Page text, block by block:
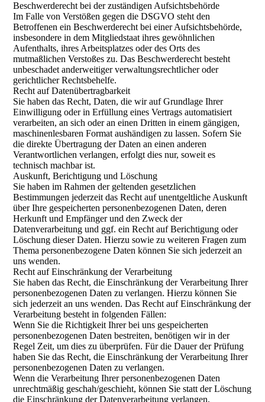
Beschwerde­recht bei der zuständigen Aufsichts­behörde
Im Falle von Verstößen gegen die DSGVO steht den
Betroffenen ein Beschwerderecht bei einer Aufsichtsbehörde,
insbesondere in dem Mitgliedstaat ihres gewöhnlichen
Aufenthalts, ihres Arbeitsplatzes oder des Orts des
mutmaßlichen Verstoßes zu. Das Beschwerderecht besteht
unbeschadet anderweitiger verwaltungsrechtlicher oder
gerichtlicher Rechtsbehelfe.
Recht auf Daten­übertrag­barkeit
Sie haben das Recht, Daten, die wir auf Grundlage Ihrer
Einwilligung oder in Erfüllung eines Vertrags automatisiert
verarbeiten, an sich oder an einen Dritten in einem gängigen,
maschinenlesbaren Format aushändigen zu lassen. Sofern Sie
die direkte Übertragung der Daten an einen anderen
Verantwortlichen verlangen, erfolgt dies nur, soweit es
technisch machbar ist.
Auskunft, Berichtigung und Löschung
Sie haben im Rahmen der geltenden gesetzlichen
Bestimmungen jederzeit das Recht auf unentgeltliche Auskunft
über Ihre gespeicherten personenbezogenen Daten, deren
Herkunft und Empfänger und den Zweck der
Datenverarbeitung und ggf. ein Recht auf Berichtigung oder
Löschung dieser Daten. Hierzu sowie zu weiteren Fragen zum
Thema personenbezogene Daten können Sie sich jederzeit an
uns wenden.
Recht auf Einschränkung der Verarbeitung
Sie haben das Recht, die Einschränkung der Verarbeitung Ihrer
personenbezogenen Daten zu verlangen. Hierzu können Sie
sich jederzeit an uns wenden. Das Recht auf Einschränkung der
Verarbeitung besteht in folgenden Fällen:
Wenn Sie die Richtigkeit Ihrer bei uns gespeicherten
personenbezogenen Daten bestreiten, benötigen wir in der
Regel Zeit, um dies zu überprüfen. Für die Dauer der Prüfung
haben Sie das Recht, die Einschränkung der Verarbeitung Ihrer
personenbezogenen Daten zu verlangen.
Wenn die Verarbeitung Ihrer personenbezogenen Daten
unrechtmäßig geschah/geschieht, können Sie statt der Löschung
die Einschränkung der Datenverarbeitung verlangen.